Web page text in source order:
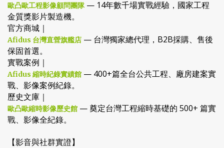
服務諮詢｜
歐凸歐工程影像顧問團隊
金質獎影片製造機。
官方商城｜
Afidus 台灣直營旗艦店
保固首選。
實戰案例｜
Afidus 縮時紀錄實績館
戰、影像案例紀錄。
歷史文庫｜
歐凸歐縮時影像歷史館